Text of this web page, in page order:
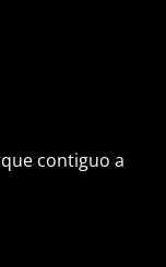
contiguo a